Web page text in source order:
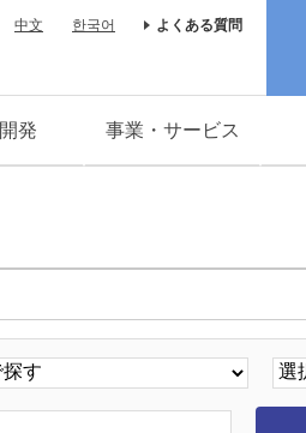
中文 한국어 よくある質問
発 事業・サービス